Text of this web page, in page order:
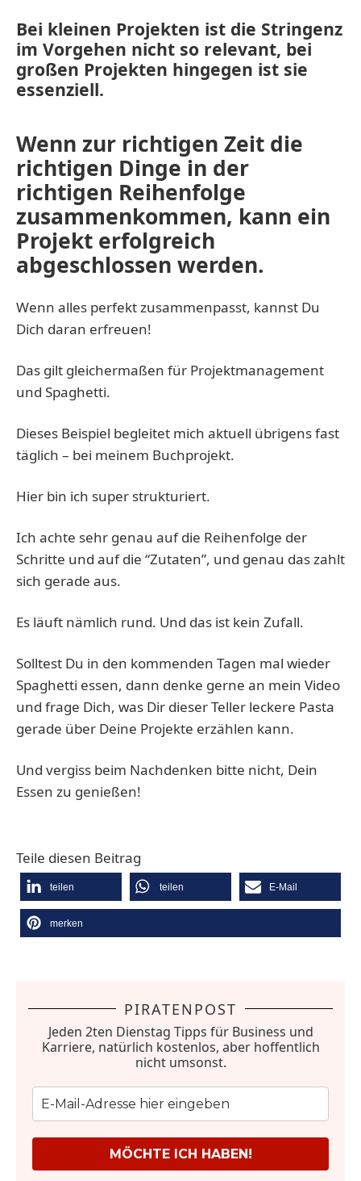
Bei kleinen Projekten ist die Stringenz
im Vorgehen nicht so relevant, bei
großen Projekten hingegen ist sie
essenziell.
Wenn zur richtigen Zeit die
richtigen Dinge in der
richtigen Reihenfolge
zusammenkommen, kann ein
Projekt erfolgreich
abgeschlossen werden.
Wenn alles perfekt zusammenpasst, kannst Du
Dich daran erfreuen!
Das gilt gleichermaßen für Projektmanagement
und Spaghetti.
Dieses Beispiel begleitet mich aktuell übrigens fast
täglich – bei meinem Buchprojekt.
Hier bin ich super strukturiert.
Ich achte sehr genau auf die Reihenfolge der
Schritte und auf die “Zutaten”, und genau das zahlt
sich gerade aus.
Es läuft nämlich rund. Und das ist kein Zufall.
Solltest Du in den kommenden Tagen mal wieder
Spaghetti essen, dann denke gerne an mein Video
und frage Dich, was Dir dieser Teller leckere Pasta
gerade über Deine Projekte erzählen kann.
Und vergiss beim Nachdenken bitte nicht, Dein
Essen zu genießen!
Teile diesen Beitrag
teilen teilen E-Mail
merken
PIRATENPOST
Jeden 2ten Dienstag Tipps für Business und
Karriere, natürlich kostenlos, aber hoffentlich
nicht umsonst.
MÖCHTE ICH HABEN!